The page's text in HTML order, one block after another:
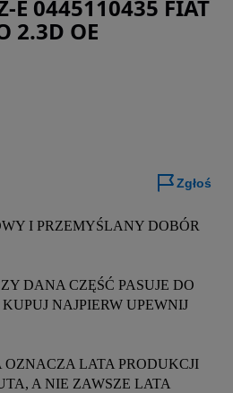
E 0445110435 FIAT
2.3D OE
Zgłoś
I PRZEMYŚLANY DOBÓR
DANA CZĘŚĆ PASUJE DO
NAJPIERW UPEWNIJ
OZNACZA LATA PRODUKCJI
A NIE ZAWSZE LATA